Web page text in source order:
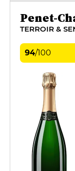
Penet-
TERROIR &
94/100